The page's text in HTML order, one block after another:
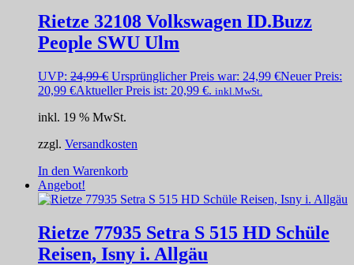
Rietze 32108 Volkswagen ID.Buzz
People SWU Ulm
UVP: 24,99€ Ursprünglicher Preis war: 24,99 €Neuer Preis:
20,99 €Aktueller Preis ist: 20,99 €. inkl.MwSt.
inkl. 19 % MwSt.
zzgl. Versandkosten
In den Warenkorb
Angebot!
Rietze 77935 Setra S 515 HD Schüle
Reisen, Isny i. Allgäu